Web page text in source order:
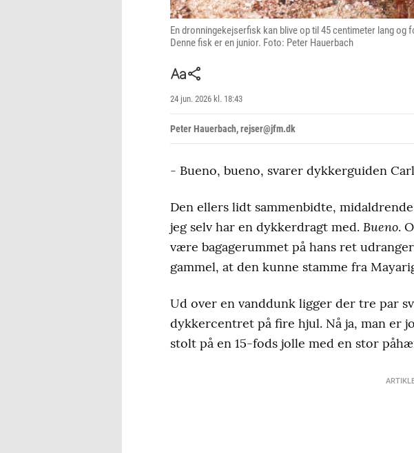
En dronningekejserfisk kan blive op til 45 centimeter lang
Denne fisk er en junior. Foto: Peter Hauerbach
24 jun. 2026 kl. 18:43
Peter Hauerbach, rejser@jfm.dk
- Bueno, bueno, svarer dykkerguiden
Den ellers lidt sammenbidte,
jeg selv har en dykkerdragt med. Bueno.
være bagagerummet på hans ret
gammel, at den kunne stamme fra
Ud over en vanddunk ligger der tre par
dykkercentret på fire hjul. Nå ja, man er
stolt på en 15-fods jolle med en stor